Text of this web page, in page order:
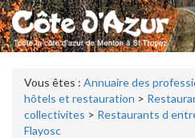
Vous êtes : Annuaire des
hôtels et restauration >
collectivites > Restaurants d
Flayosc